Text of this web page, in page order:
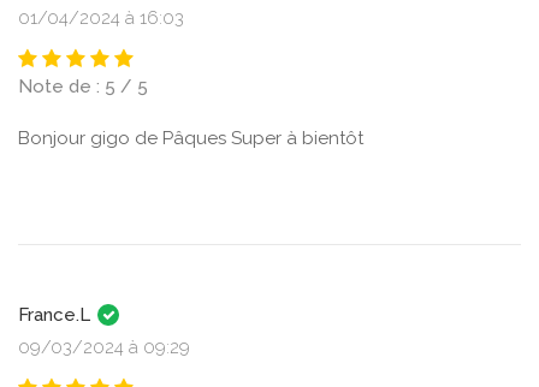
01/04/2024 à 16:03
Note de : 5 / 5
Bonjour gigo de Pâques Super à bientôt
France.L
09/03/2024 à 09:29